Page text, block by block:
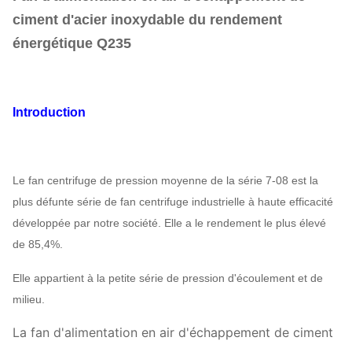
ciment d'acier inoxydable du rendement
énergétique Q235
Introduction
Le fan centrifuge de pression moyenne de la série 7-08 est la
plus défunte série de fan centrifuge industrielle à haute efficacité
développée par notre société. Elle a le rendement le plus élevé
de 85,4%.
Elle appartient à la petite série de pression d'écoulement et de
milieu.
La fan d'alimentation en air d'échappement de ciment